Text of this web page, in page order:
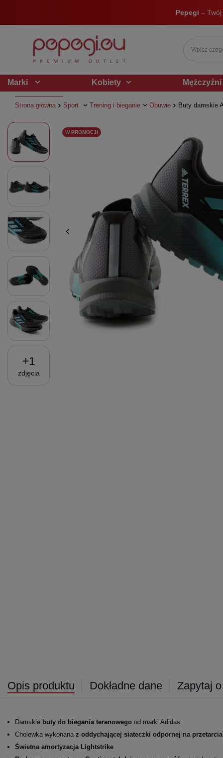
Pepegi –
Marki Kobiety Mężczyźni
Strona główna Sport Trening i bieganie Obuwie Buty damskie
+1
zdjęcia
W PROMOCJI
Opis produktu Dokładne dane Zapytaj
Damskie buty do biegania terenowego od marki Adidas
Cholewka wykonana z oddychającej siateczki odpornej na przetarcia
Świetna amortyzacja Lightstrike